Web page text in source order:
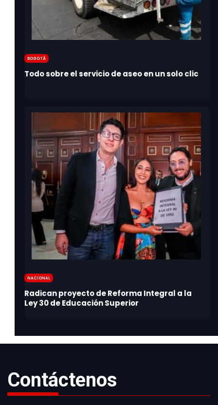
Bogotá
Nacional
Contáctenos